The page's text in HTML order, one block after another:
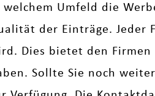
welchem Umfeld die
der Einträge. Jeder
Dies bietet den Firmen
Sollte Sie noch